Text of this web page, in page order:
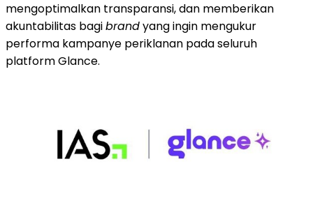
mengoptimalkan transparansi, dan memberikan
akuntabilitas bagibrandyang ingin mengukur
performa kampanye periklanan pada seluruh
platform Glance.